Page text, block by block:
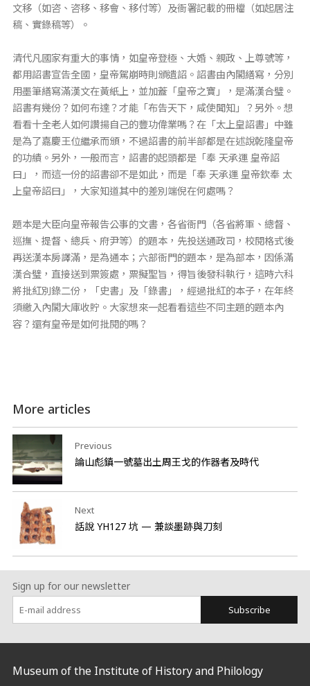
文移（如咨、咨移、移會、移付等）及衙署記載的冊檔（如起居注
稿、實錄稿等）。
清代凡國家有重大的事情，如皇帝登極、大婚、親政、上尊號等，
都用詔書宣告全國，皇帝駕崩時則頒遺詔。詔書由內閣繕寫，分別
用墨筆繕寫滿漢文在黃紙上，並加蓋「皇帝之寶」，是滿漢合璧。
詔書有幾份？如何布達？才能「布告天下，咸使聞知」？另外。想
看看十全老人如何讚揚自己的豐功偉業嗎？在「太上皇詔書」中雖
是為了嘉慶王位繼承而頒，不過詔書的前半部都是在述說乾隆皇帝
的功績。另外，一般而言，詔書的起頭都是「奉 天承運 皇帝詔
曰」，而這一份的詔書卻不是如此，而是「奉 天承運 皇帝欽奉 太
上皇帝詔曰」，大家知道其中的差別端倪在何處嗎？
題本是大臣向皇帝報告公事的文書，各省衙門（各省將軍、總督、
巡撫、提督、總兵、府尹等）的題本，先投送通政司，校閱格式後
再送漢本房譯滿，是為通本；六部衙門的題本，是為部本，因係滿
漢合璧，直接送到票簽處，票擬聖旨，得旨後發科執行，這時六科
將批紅別錄二份，「史書」及「錄書」，經過批紅的本子，在年終
須繳入內閣大庫收貯。大家想來一起看看這些不同主題的題本內
容？還有皇帝是如何批閱的嗎？
More articles
Previous
論山彪鎮一號墓出土周王戈的作器者及時代
Next
話說 YH127 坑 — 兼談墨跡與刀刻
Sign up for our newsletter
Subscribe
:::
Museum of the Institute of History and Philology